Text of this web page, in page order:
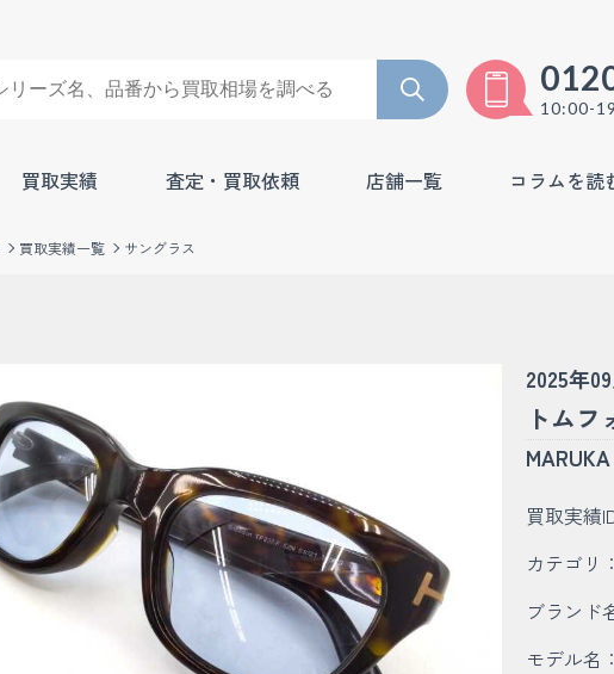
10:00-
買取実績 査定・買取依頼 店舗一覧 コラムを読
買取実績一覧 サングラス
2025年
トム
買取実績
カテゴリ
ブランド
モデル名